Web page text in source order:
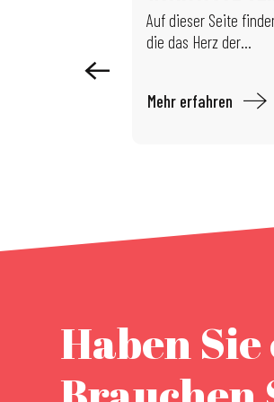
Ausstellung: Limits of ControlAuf dieser Seite
die das Herz der...
Mehr erfahren
Haben